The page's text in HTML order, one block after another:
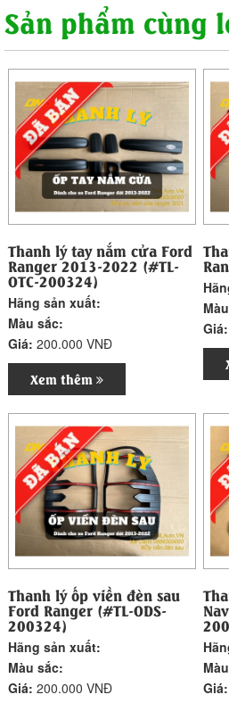
Sản phẩm cùng
Thanh lý tay nắm cửa Ford
Ranger 2013-2022 (#TL-
OTC-200324)
Hãng sản xuất:
Màu sắc:
Giá:200.000 VNĐ
Xem thêm
Thanh lý ốp viền đèn sau
Ford Ranger (#TL-ODS-
200324)
Hãng sản xuất:
Màu sắc:
Giá:200.000 VNĐ